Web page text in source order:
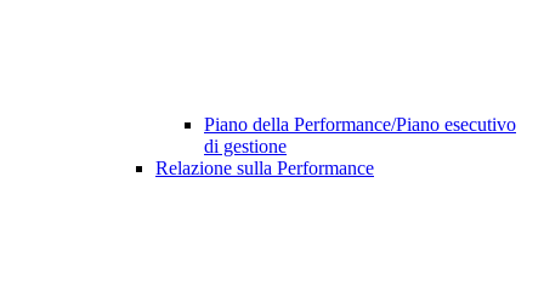
Piano della Performance/Piano esecutivo
di gestione
Relazione sulla Performance